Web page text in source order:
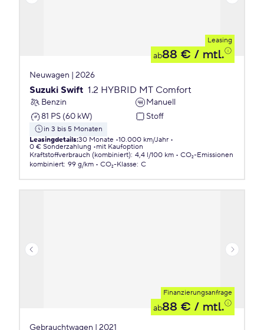
Leasing
ab88 € / mtl.
Neuwagen | 2026
Suzuki Swift 1.2 HYBRID MT Comfort
Benzin
Manuell
81 PS (60 kW)
Stoff
in 3 bis 5 Monaten
Leasingdetails:30 Monate 10.000 km/Jahr
0 € Sonderzahlung
mit Kaufoption
Kraftstoffverbrauch (kombiniert): 4,4 l/100 km
CO₂-Emissionen
kombiniert: 99 g/km CO₂-Klasse: C
Finanzierungsanfrage
ab88 € / mtl.
Gebrauchtwagen | 2021